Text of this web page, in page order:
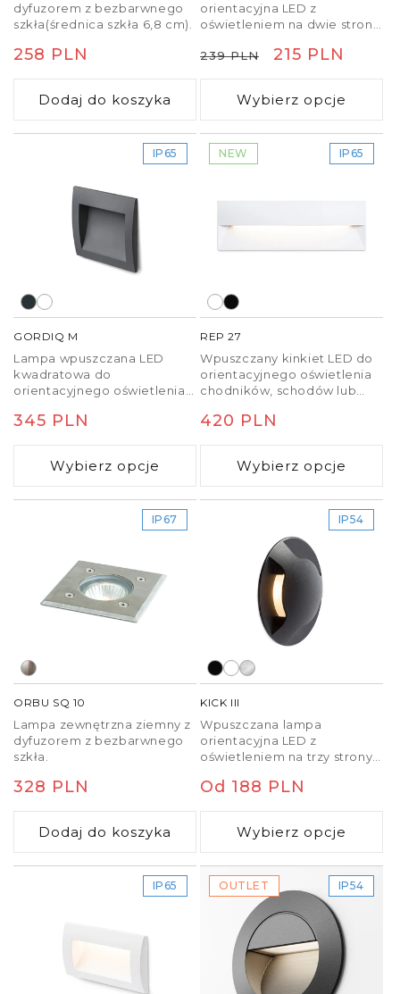
dyfuzorem z bezbarwnego
szkła(średnica szkła 6,8 cm).
Cena
regularna
258 PLN
Dodaj do koszyka
orientacyjna LED z
oświetleniem na dwie strony.
na ścianie.
Cena
regularna
239 PLN
Cena
promocyjna
215 PLN
Wybierz opcje
IP65
GORDIQ M
Lampa wpuszczana LED
kwadratowa do
orientacyjnego oświetlenia
tarasów.
Cena
regularna
345 PLN
Wybierz opcje
NEW IP65
REP 27
Wpuszczany kinkiet LED do
orientacyjnego oświetlenia
chodników, schodów lub
użytku na zewnątrz i
Cena
regularna
420 PLN
Wybierz opcje
IP67
ORBU SQ 10
Lampa zewnętrzna ziemny z
dyfuzorem z bezbarwnego
szkła.
Cena
regularna
328 PLN
Dodaj do koszyka
IP54
KICK III
Wpuszczana lampa
orientacyjna LED z
oświetleniem na trzy strony.
na ścianie.
Cena
regularna
Od 188 PLN
Wybierz opcje
IP65 OUTLET IP54